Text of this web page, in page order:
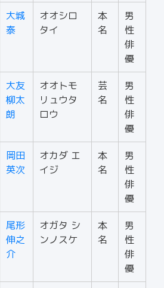
大城
泰
オオシロ
タイ
本
名
男
性
俳
優
大友
柳太
朗
オオトモ
リュウタ
ロウ
芸
名
男
性
俳
優
岡田
英次
オカダ エ
イジ
本
名
男
性
俳
優
尾形
伸之
介
オガタ シ
ンノスケ
本
名
男
性
俳
優